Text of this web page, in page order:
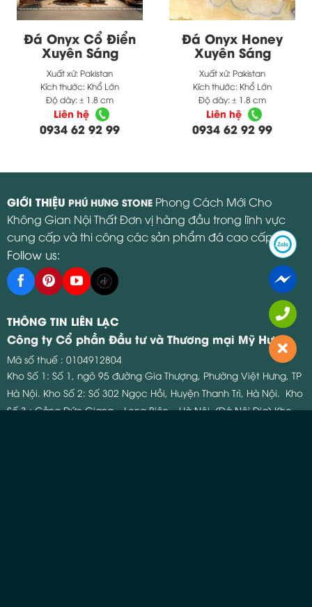
Đá Onyx Cổ Điển
Xuyên Sáng
Xuất xứ: Pakistan
Kích thước: Khổ Lớn
Độ dày: ± 1.8 cm
Liên hệ
0934 62 92 99
Đá Onyx Honey
Xuyên Sáng
Xuất xứ: Pakistan
Kích thước: Khổ Lớn
Độ dày: ± 1.8 cm
Liên hệ
0934 62 92 99
GIỚI THIỆU PHÚ HƯNG STONE Phong Cách Mới Cho
Không Gian Nội Thất Đơn vị hàng đầu trong lĩnh vực
cung cấp và thi công các sản phẩm đá cao cấp.
Follow us:
THÔNG TIN LIÊN LẠC
Công ty Cổ phần Đầu tư và Thương mại Mỹ Hưng
Mã số thuế : 0104912804
Kho Số 1: Số 1, ngõ 95 đường Gia Thượng, Phường Việt Hưng, TP
Hà Nội. Kho Số 2: Số 302 Ngọc Hồi, Huyện Thanh Trì, Hà Nội.
Kho
Số 3 : Cảng Đức Giang – Long Biên – Hà Nội. (Đá Nội Địa) Kho